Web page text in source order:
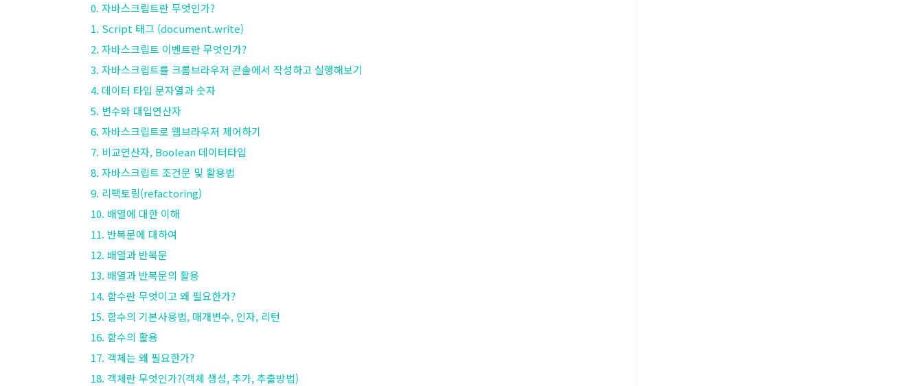
0. 자바스크립트란 무엇인가?
1. Script 태그 (document.write)
2. 자바스크립트 이벤트란 무엇인가?
3. 자바스크립트를 크롬브라우저 콘솔에서 작성하고 실행해보기
4. 데이터 타입 문자열과 숫자
5. 변수와 대입연산자
6. 자바스크립트로 웹브라우저 제어하기
7. 비교연산자, Boolean 데이터타입
8. 자바스크립트 조건문 및 활용법
9. 리팩토링(refactoring)
10. 배열에 대한 이해
11. 반복문에 대하여
12. 배열과 반복문
13. 배열과 반복문의 활용
14. 함수란 무엇이고 왜 필요한가?
15. 함수의 기본사용법, 매개변수, 인자, 리턴
16. 함수의 활용
17. 객체는 왜 필요한가?
18. 객체란 무엇인가?(객체 생성, 추가, 추출방법)